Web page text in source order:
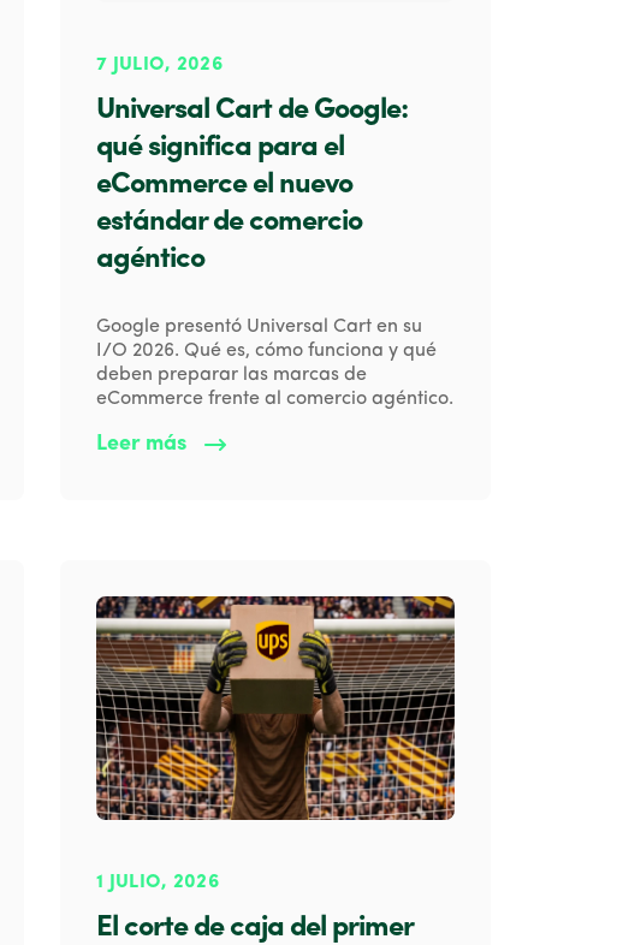
7 JULIO, 2026
Universal Cart de Google:
qué significa para el
eCommerce el nuevo
estándar de comercio
agéntico
Google presentó Universal Cart en su
I/O 2026. Qué es, cómo funciona y qué
deben preparar las marcas de
eCommerce frente al comercio agéntico.
Leer más
1 JULIO, 2026
El corte de caja del primer